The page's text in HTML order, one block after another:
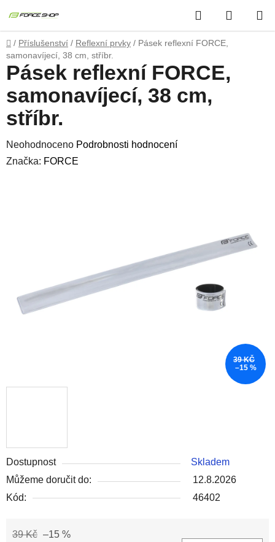
na
obsah
Hledat
KOŠÍK
Domů
/ Příslušenství / Reflexní prvky / Pásek reflexní FORCE,
samonavíjecí, 38 cm, stříbr.
Dostupnost
Skladem
Můžeme doručit do:
12.8.2026
Kód:
46402
39 Kč –15 %
Pásek reflexní FORCE,
samonavíjecí, 38 cm,
stříbr.
Průměrné
hodnocení
Neohodnoceno Podrobnosti hodnocení
Značka: FORCE
39 KČ
–15 %